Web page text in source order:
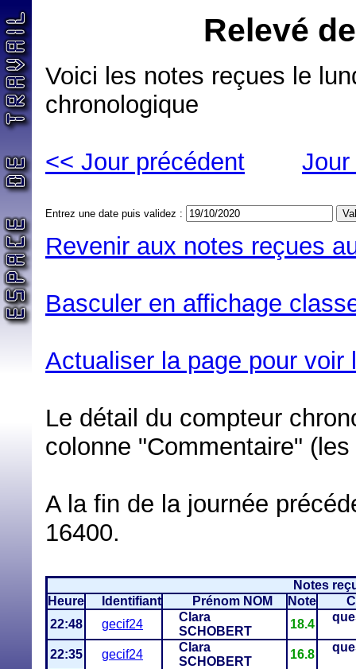
Relevé
Voici les notes reçues le
chronologique
<< Jour précédent
Entrez une date puis validez :
Revenir aux notes reçues
Basculer en affichage
Actualiser la page pour
Le détail du compteur
colonne "Commentaire"
A la fin de la journée
16400.
Notes
Heure
Identifiant Prénom NOM Note
22:48
gecif24
Clara
SCHOBERT
18.4
22:35 gecif24
Clara
SCHOBERT
16.8